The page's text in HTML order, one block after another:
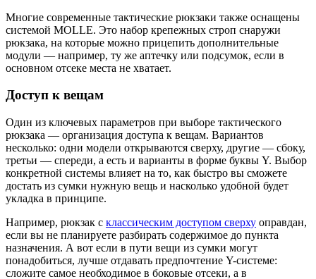
Многие современные тактические рюкзаки также оснащены
системой MOLLE. Это набор крепежных строп снаружи
рюкзака, на которые можно прицепить дополнительные
модули — например, ту же аптечку или подсумок, если в
основном отсеке места не хватает.
Доступ к вещам
Один из ключевых параметров при выборе тактического
рюкзака — организация доступа к вещам. Вариантов
несколько: одни модели открываются сверху, другие — сбоку,
третьи — спереди, а есть и варианты в форме буквы Y. Выбор
конкретной системы влияет на то, как быстро вы сможете
достать из сумки нужную вещь и насколько удобной будет
укладка в принципе.
Например, рюкзак с классическим доступом сверху оправдан,
если вы не планируете разбирать содержимое до пункта
назначения. А вот если в пути вещи из сумки могут
понадобиться, лучше отдавать предпочтение Y-системе:
сложите самое необходимое в боковые отсеки, а в